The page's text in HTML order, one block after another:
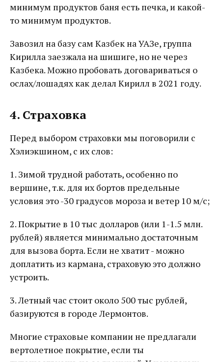
минимум продуктов баня есть печка, и какой-
то минимум продуктов.
Завозил на базу сам Казбек на УАЗе, группа
Кирилла заезжала на шишиге, но не через
Казбека. Можно пробовать договариваться о
ослах/лошадях как делал Кирилл в 2021 году.
4. Страховка
Перед выбором страховки мы поговорили с
Хэлиэкшином, с их слов:
1. Зимой трудной работать, особенно по
вершине, т.к. для их бортов предельные
условия это -30 градусов мороза и ветер 10 м/с;
2. Покрытие в 10 тыс долларов (или 1-1.5 млн.
рублей) является минимально достаточным
для вызова борта. Если не хватит - можно
доплатить из кармана, страховую это должно
устроить.
3. Летный час стоит около 500 тыс рублей,
базируются в городе Лермонтов.
Многие страховые компании не предлагали
вертолетное покрытие, если ты